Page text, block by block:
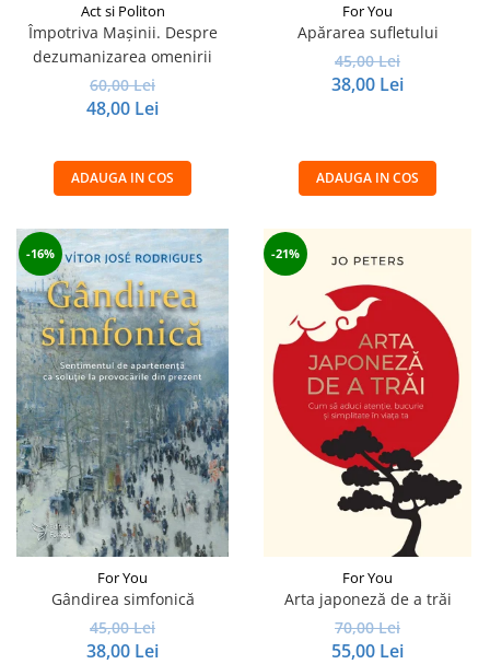
Act si Politon
Împotriva Mașinii. Despre
dezumanizarea omenirii
60,00 Lei
48,00 Lei
ADAUGA IN COS
For You
Apărarea sufletului
45,00 Lei
38,00 Lei
ADAUGA IN COS
-16%
For You
Gândirea simfonică
45,00 Lei
38,00 Lei
-21%
For You
Arta japoneză de a trăi
70,00 Lei
55,00 Lei